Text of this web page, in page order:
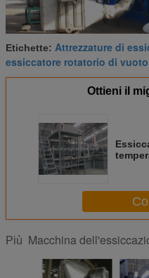
Etichette: Attrezzature di
essiccatore rotatorio di vuoto
Ottieni il
Più Macchina